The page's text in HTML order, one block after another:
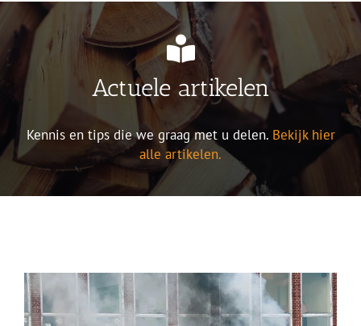
Actuele artikelen
Kennis en tips die we graag met u delen. Bekijk hier
alle artikelen.